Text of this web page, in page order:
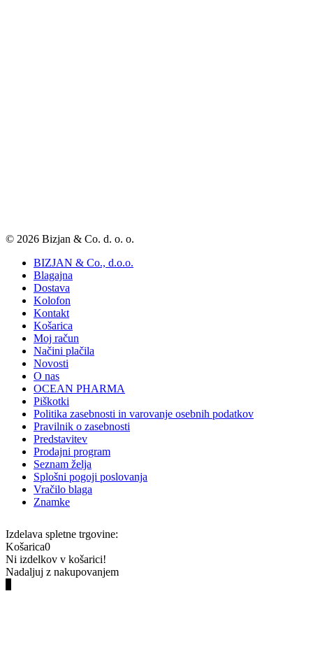
© 2026 Bizjan & Co. d. o. o.
BIZJAN & Co., d.o.o.
Blagajna
Dostava
Kolofon
Kontakt
Košarica
Moj račun
Načini plačila
Novosti
O nas
OCEAN PHARMA
Piškotki
Politika zasebnosti in varovanje osebnih podatkov
Pravilnik o zasebnosti
Predstavitev
Prodajni program
Seznam želja
Splošni pogoji poslovanja
Vračilo blaga
Znamke
Izdelava spletne trgovine:
Košarica0
Ni izdelkov v košarici!
Nadaljuj z nakupovanjem